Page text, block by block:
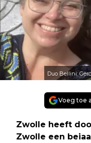
Duo Bellini:
Voeg toe
Zwolle heeft
Zwolle een